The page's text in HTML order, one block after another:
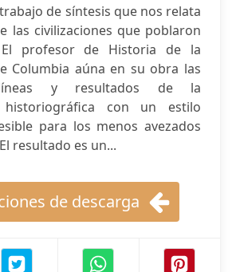
de síntesis que nos relata
las civilizaciones que poblaron
profesor de Historia de la
Columbia aúna en su obra las
líneas y resultados de la
historiográfica con un estilo
para los menos avezados
resultado es un...
de descarga